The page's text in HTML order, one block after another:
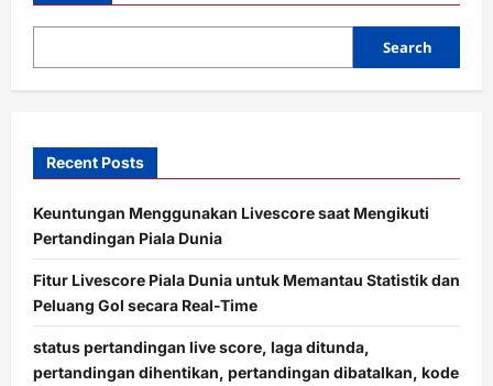
o
Search
Recent Posts
Keuntungan Menggunakan Livescore saat Mengikuti
Pertandingan Piala Dunia
Fitur Livescore Piala Dunia untuk Memantau Statistik dan
Peluang Gol secara Real-Time
status pertandingan live score, laga ditunda,
pertandingan dihentikan, pertandingan dibatalkan, kode